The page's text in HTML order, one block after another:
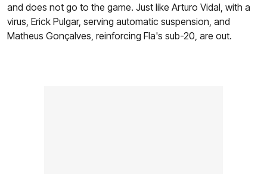
and does not go to the game. Just like Arturo Vidal, with a
virus, Erick Pulgar, serving automatic suspension, and
Matheus Gonçalves, reinforcing Fla's sub-20, are out.